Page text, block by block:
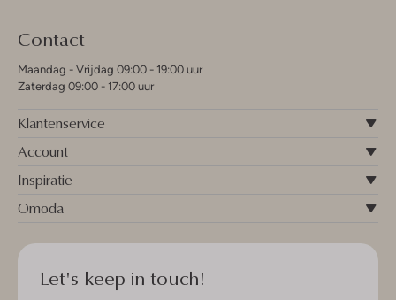
Contact
Maandag - Vrijdag 09:00 - 19:00 uur
Zaterdag 09:00 - 17:00 uur
Klantenservice
Account
Inspiratie
Omoda
Let's keep in touch!